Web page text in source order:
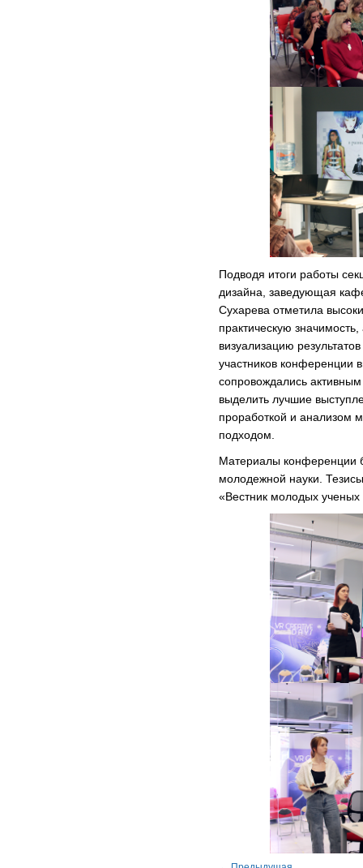
Подводя итоги работы
дизайна, заведующая
Сухарева отметила
практическую
визуализацию
участников конференции
сопровождались
выделить лучшие
проработкой и анализом
подходом.
Материалы конференции
молодежной науки.
«Вестник молодых